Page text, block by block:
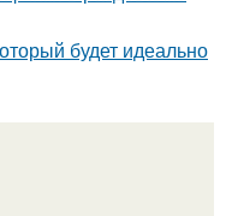
будет идеально